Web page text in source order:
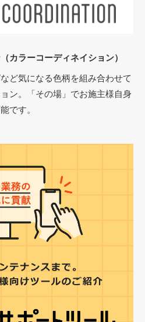
カラーコーディネイション）
ど気になる色柄を組み合わせて
ン。「その場」でお施主様自身
です。